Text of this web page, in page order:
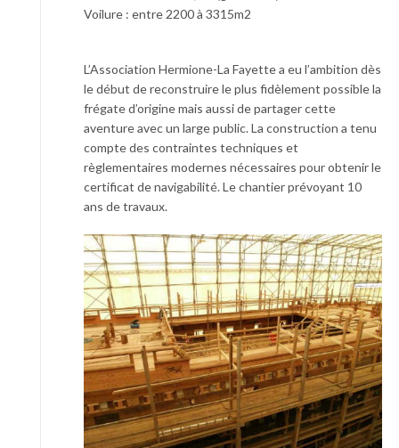
Voilure : entre 2200 à 3315m2
L’Association Hermione-La Fayette a eu l’ambition dès
le début de reconstruire le plus fidèlement possible la
frégate d’origine mais aussi de partager cette
aventure avec un large public. La construction a tenu
compte des contraintes techniques et
règlementaires modernes nécessaires pour obtenir le
certificat de navigabilité. Le chantier prévoyant 10
ans de travaux.